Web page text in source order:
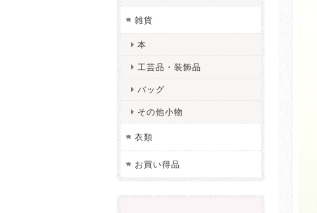
雑貨
本
工芸品・装飾品
バッグ
その他小物
衣類
お買い得品